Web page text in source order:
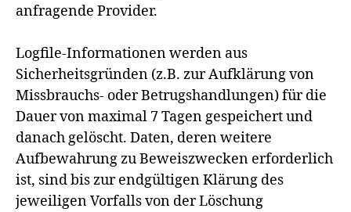
anfragende Provider.
Logfile-Informationen werden aus
Sicherheitsgründen (z.B. zur Aufklärung von
Missbrauchs- oder Betrugshandlungen) für die
Dauer von maximal 7 Tagen gespeichert und
danach gelöscht. Daten, deren weitere
Aufbewahrung zu Beweiszwecken erforderlich
ist, sind bis zur endgültigen Klärung des
jeweiligen Vorfalls von der Löschung